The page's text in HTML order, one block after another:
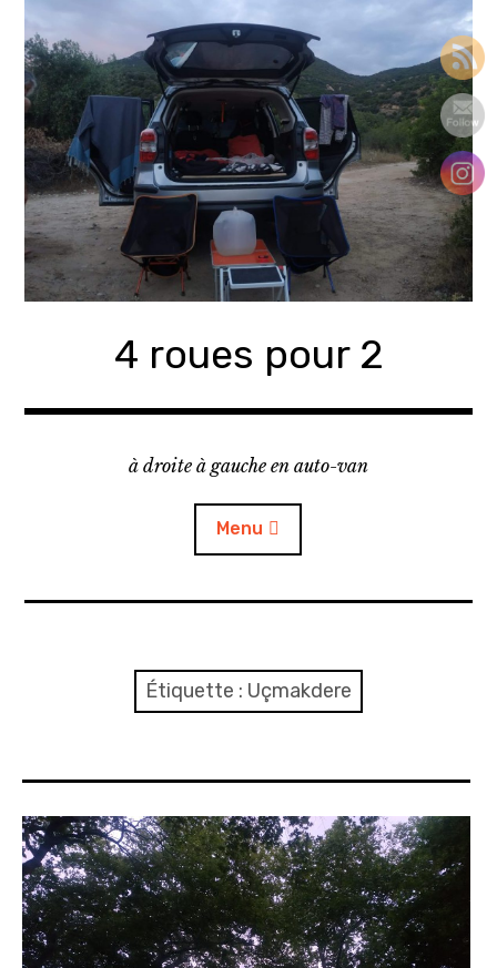
Accéder
contenu
principal
4 roues pour 2
à droite à gauche en auto-van
Menu
L’auto
Étiquette : Uçmakdere